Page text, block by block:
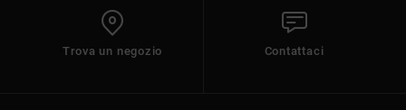
Trova un negozio Contattaci